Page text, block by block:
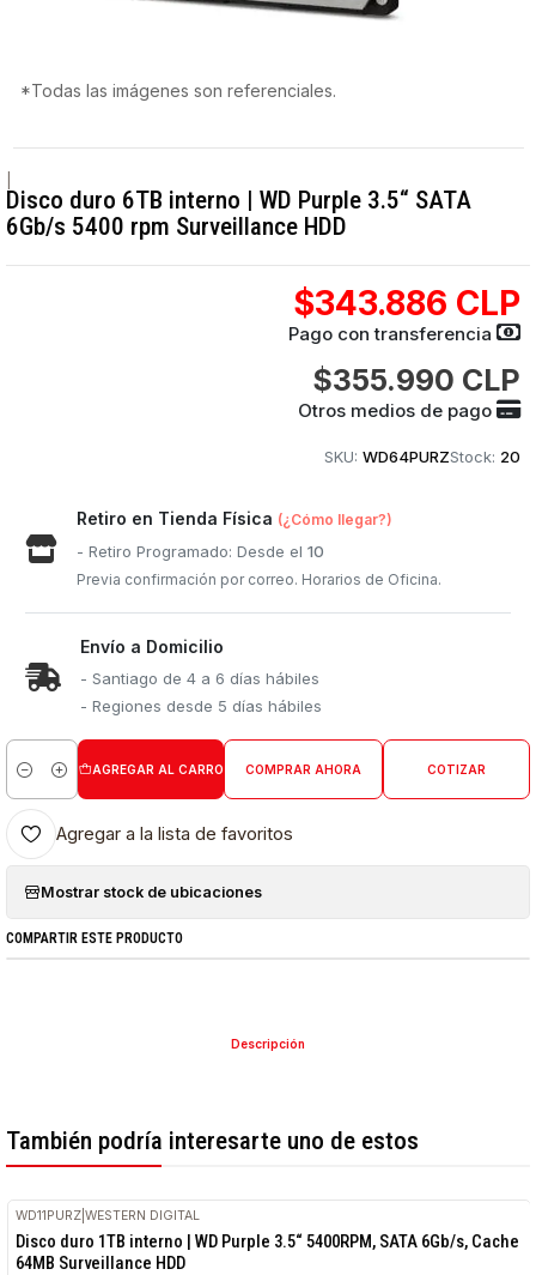
*Todas las imágenes son referenciales.
Disco duro 6TB interno | WD Purple 3.5“ SATA
6Gb/s 5400 rpm Surveillance HDD
$343.886 CLP
Pago con transferencia
$355.990 CLP
Otros medios de pago
SKU: WD64PURZStock: 20
Retiro en Tienda Física (¿Cómo llegar?)
- Retiro Programado: Desde el10
Previa confirmación por correo. Horarios de Oficina.
Envío a Domicilio
- Santiago de 4 a 6 días hábiles
- Regiones desde 5 días hábiles
Cantidad
AGREGAR AL CARRO COMPRAR AHORA COTIZAR
Agregar a la lista de favoritos
Mostrar stock de ubicaciones
COMPARTIR ESTE PRODUCTO
Descripción
También podría interesarte uno de estos
WD11PURZ |WESTERN DIGITAL
Disco duro 1TB interno | WD Purple 3.5“ 5400RPM, SATA 6Gb/s, Cache
64MB Surveillance HDD